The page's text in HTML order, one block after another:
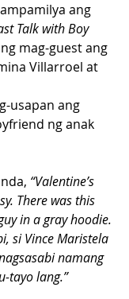
ang
Talk with Boy
mag-guest ang
Villarroel at
usapan ang
ng anak
“Valentine’s
There was this
in a gray hoodie.
si Vince Maristela
namang
tayo lang.”